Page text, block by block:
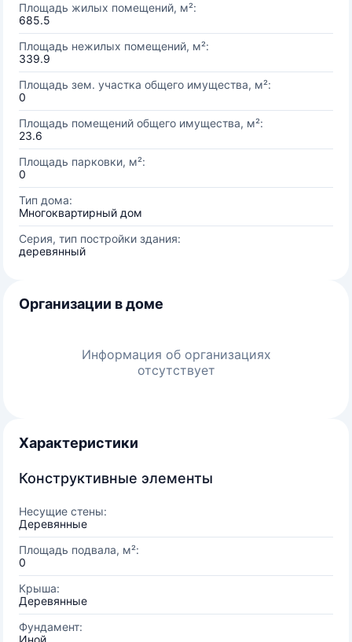
Площадь жилых помещений, м²:
685.5
Площадь нежилых помещений, м²:
339.9
Площадь зем. участка общего имущества, м²:
0
Площадь помещений общего имущества, м²:
23.6
Площадь парковки, м²:
0
Тип дома:
Многоквартирный дом
Серия, тип постройки здания:
деревянный
Организации в доме
Информация об организациях
отсутствует
Характеристики
Конструктивные элементы
Несущие стены:
Деревянные
Площадь подвала, м²:
0
Крыша:
Деревянные
Фундамент:
Иной